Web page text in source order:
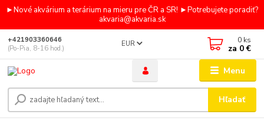
►Nové akvárium a terárium na mieru pre ČR a SR! ►Potrebujete poradiť?
akvaria@akvaria.sk
Menu
EUR
Hľadať
+421903360646
(Po-Pia, 8-16 hod.)
0 ks
za 0 €